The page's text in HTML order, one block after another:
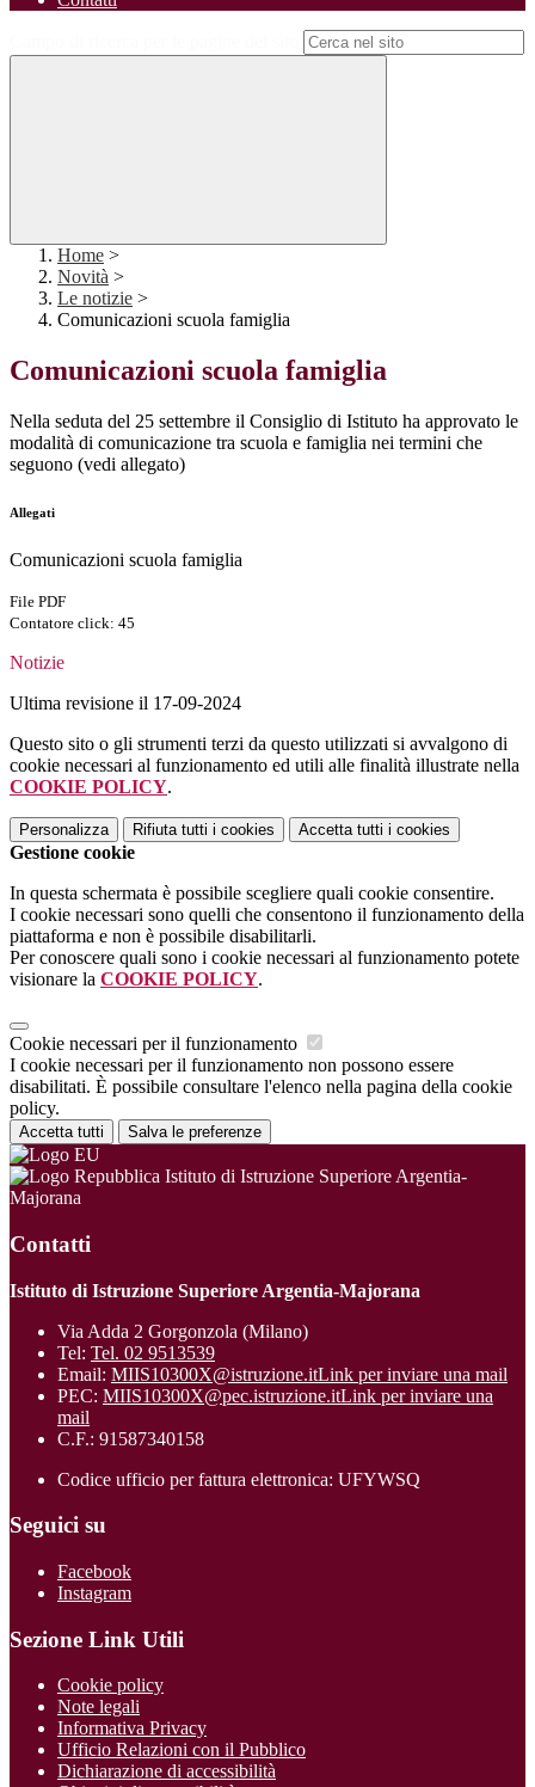
Home >
Novità >
Le notizie >
Comunicazioni scuola famiglia
Comunicazioni scuola famiglia
Nella seduta del 25 settembre il Consiglio di Istituto ha approvato le
modalità di comunicazione tra scuola e famiglia nei termini che
seguono (vedi allegato)
Allegati
Comunicazioni scuola famiglia
File PDF
Contatore click: 45
Notizie
Ultima revisione il 17-09-2024
Questo sito o gli strumenti terzi da questo utilizzati si avvalgono di
cookie necessari al funzionamento ed utili alle finalità illustrate nella
COOKIE POLICY.
Personalizza Rifiuta tutti i cookies Accetta tutti i cookies
Gestione cookie
In questa schermata è possibile scegliere quali cookie consentire.
I cookie necessari sono quelli che consentono il funzionamento della
piattaforma e non è possibile disabilitarli.
Per conoscere quali sono i cookie necessari al funzionamento potete
visionare la COOKIE POLICY.
Cookie necessari per il funzionamento
I cookie necessari per il funzionamento non possono essere
disabilitati. È possibile consultare l'elenco nella pagina della cookie
policy.
Accetta tutti Salva le preferenze
Istituto di Istruzione Superiore Argentia-
Majorana
Contatti
Istituto di Istruzione Superiore Argentia-Majorana
Via Adda 2 Gorgonzola (Milano)
Tel: Tel. 02 9513539
Email: MIIS10300X@istruzione.itLink per inviare una mail
PEC: MIIS10300X@pec.istruzione.itLink per inviare una
mail
C.F.: 91587340158
Codice ufficio per fattura elettronica: UFYWSQ
Seguici su
Facebook
Instagram
Sezione Link Utili
Cookie policy
Note legali
Informativa Privacy
Ufficio Relazioni con il Pubblico
Dichiarazione di accessibilità